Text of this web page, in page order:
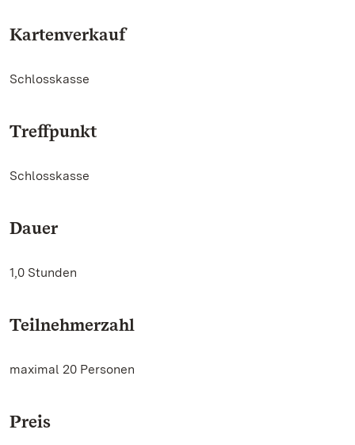
Kartenverkauf
Schlosskasse
Treffpunkt
Schlosskasse
Dauer
1,0 Stunden
Teilnehmerzahl
maximal 20 Personen
Preis